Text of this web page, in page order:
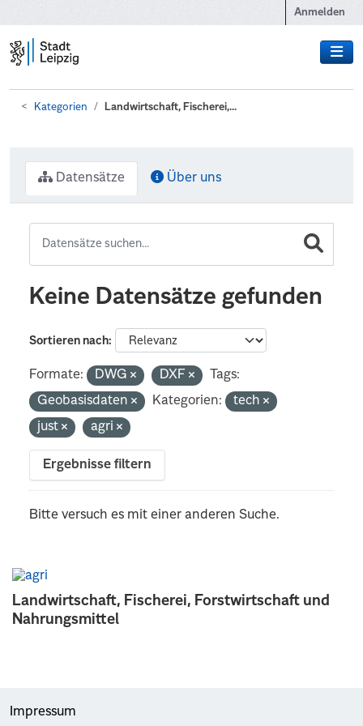
Anmelden
Kategorien Landwirtschaft, Fischerei,...
Landwirtschaft, Fischerei, Forstwirtschaft und
Nahrungsmittel
Datensätze Über uns
Keine Datensätze gefunden
Sortieren nach
Formate: DWG DXF
Tags:
Geobasisdaten
Kategorien:
tech
just
agri
Ergebnisse filtern
Bitte versuch es mit einer anderen Suche.
Impressum